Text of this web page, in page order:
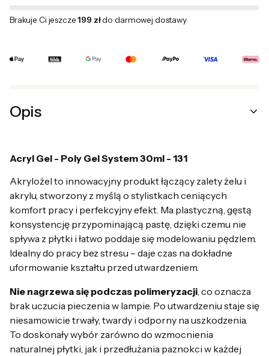
Brakuje Ci jeszcze199 złdo darmowej dostawy
Opis
Acryl Gel - Poly Gel System 30ml - 131
Akrylożel to innowacyjny produkt łączący zalety żelu i
akrylu, stworzony z myślą o stylistkach ceniących
komfort pracy i perfekcyjny efekt. Ma plastyczną, gęstą
konsystencję przypominającą pastę, dzięki czemu nie
spływa z płytki i łatwo poddaje się modelowaniu pędzlem.
Idealny do pracy bez stresu – daje czas na dokładne
uformowanie kształtu przed utwardzeniem.
Nie nagrzewa się podczas polimeryzacji, co oznacza
brak uczucia pieczenia w lampie. Po utwardzeniu staje się
niesamowicie trwały, twardy i odporny na uszkodzenia.
To doskonały wybór zarówno do wzmocnienia
naturalnej płytki, jak i przedłużania paznokci w każdej